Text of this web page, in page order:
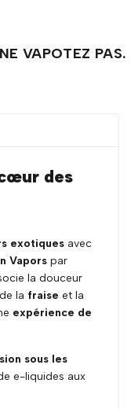
VAPOTEZ PAS.
des
exotiques avec
Vapors par
la douceur
la fraise et la
expérience de
sous les
e-liquides aux